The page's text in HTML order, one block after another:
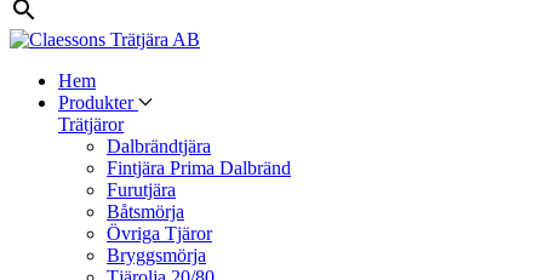
Hem
Produkter
Trätjäror
Dalbrändtjära
Fintjära Prima Dalbränd
Furutjära
Båtsmörja
Övriga Tjäror
Bryggsmörja